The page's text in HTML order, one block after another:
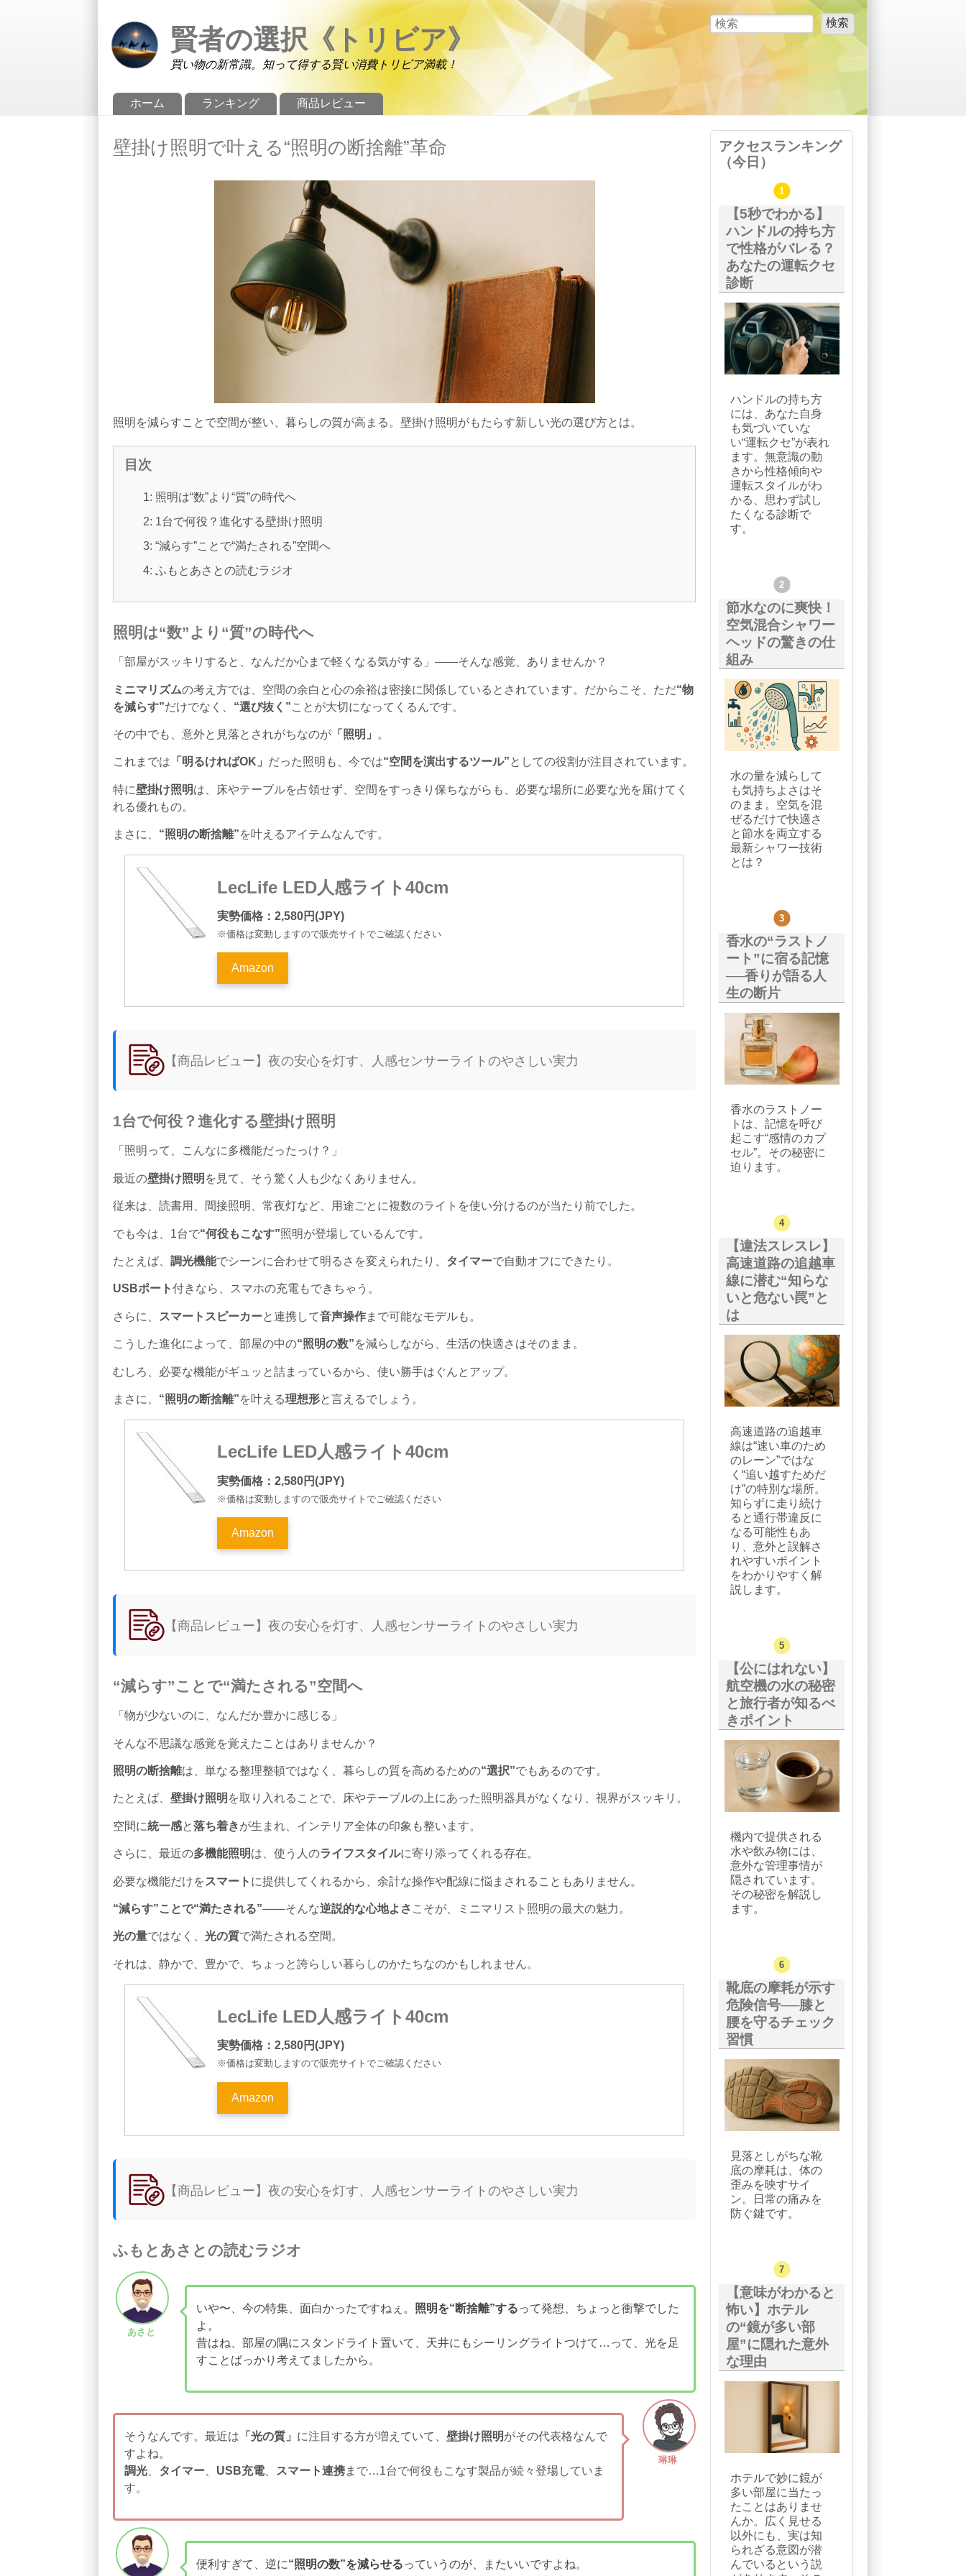
検索フォーム
検索
賢者の選択《トリビア》
買い物の新常識。知って得する賢い消費トリビア満載！
メインメニュー
ホーム ランキング 商品レビュー
壁掛け照明で叶える“照明の断捨離”革命
照明を減らすことで空間が整い、暮らしの質が高まる。壁掛け照明がもたらす新しい光の選び方とは。
目次
1: 照明は“数”より“質”の時代へ
2: 1台で何役？進化する壁掛け照明
3: “減らす”ことで“満たされる”空間へ
4: ふもとあさとの読むラジオ
照明は“数”より“質”の時代へ
「部屋がスッキリすると、なんだか心まで軽くなる気がする」——そんな感覚、ありませんか？
ミニマリズムの考え方では、空間の余白と心の余裕は密接に関係しているとされています。だからこそ、ただ“物
を減らす”だけでなく、 “選び抜く”ことが大切になってくるんです。
その中でも、意外と見落とされがちなのが 「照明」 。
これまでは 「明るければOK」 だった照明も、今では“空間を演出するツール”としての役割が注目されています。
特に壁掛け照明は、床やテーブルを占領せず、空間をすっきり保ちながらも、必要な場所に必要な光を届けてく
れる優れもの。
まさに、 “照明の断捨離”を叶えるアイテムなんです。
LecLife LED人感ライト40cm
実勢価格：2,580円(JPY)
※価格は変動しますので販売サイトでご確認ください
Amazon
【商品レビュー】夜の安心を灯す、人感センサーライトのやさしい実力
1台で何役？進化する壁掛け照明
「照明って、こんなに多機能だったっけ？」
最近の壁掛け照明 を見て、そう驚く人も少なくありません。
従来は、読書用、間接照明、常夜灯など、用途ごとに複数のライトを使い分けるのが当たり前でした。
でも今は、1台で“何役もこなす”照明が登場しているんです。
たとえば、 調光機能でシーンに合わせて明るさを変えられたり、 タイマーで自動オフにできたり。
USBポート付きなら、スマホの充電もできちゃう。
さらに、 スマートスピーカーと連携して音声操作まで可能なモデルも。
こうした進化によって、部屋の中の“照明の数”を減らしながら、生活の快適さはそのまま。
むしろ、必要な機能がギュッと詰まっているから、使い勝手はぐんとアップ。
まさに、 “照明の断捨離”を叶える理想形と言えるでしょう。
LecLife LED人感ライト40cm
実勢価格：2,580円(JPY)
※価格は変動しますので販売サイトでご確認ください
Amazon
【商品レビュー】夜の安心を灯す、人感センサーライトのやさしい実力
“減らす”ことで“満たされる”空間へ
「物が少ないのに、なんだか豊かに感じる」
そんな不思議な感覚を覚えたことはありませんか？
照明の断捨離は、単なる整理整頓ではなく、暮らしの質を高めるための“選択”でもあるのです。
たとえば、 壁掛け照明 を取り入れることで、床やテーブルの上にあった照明器具がなくなり、視界がスッキリ。
空間に統一感と落ち着きが生まれ、インテリア全体の印象も整います。
さらに、最近の多機能照明は、使う人のライフスタイルに寄り添ってくれる存在。
必要な機能だけを スマート に提供してくれるから、余計な操作や配線に悩まされることもありません。
“減らす”ことで“満たされる”——そんな逆説的な心地よさ こそが、ミニマリスト照明の最大の魅力。
光の量ではなく、 光の質で満たされる空間。
それは、静かで、豊かで、ちょっと誇らしい暮らしのかたちなのかもしれません。
LecLife LED人感ライト40cm
実勢価格：2,580円(JPY)
※価格は変動しますので販売サイトでご確認ください
Amazon
【商品レビュー】夜の安心を灯す、人感センサーライトのやさしい実力
ふもとあさとの読むラジオ
あさと
いや〜、今の特集、面白かったですねぇ。 照明を“断捨離”するって発想、ちょっと衝撃でした
よ。
昔はね、部屋の隅にスタンドライト置いて、天井にもシーリングライトつけて…って、光を足
すことばっかり考えてましたから。
琳琳
そうなんです。最近は 「光の質」 に注目する方が増えていて、 壁掛け照明がその代表格なんで
すよね。
調光、 タイマー、 USB充電、 スマート連携まで…1台で何役もこなす製品が続々登場していま
す。
便利すぎて、逆に“照明の数”を減らせるっていうのが、またいいですよね。
アクセスランキング
（今日）
【5秒でわかる】
ハンドルの持ち方
で性格がバレる？
あなたの運転クセ
診断
ハンドルの持ち方
には、あなた自身
も気づいていな
い“運転クセ”が表れ
ます。無意識の動
きから性格傾向や
運転スタイルがわ
かる、思わず試し
たくなる診断で
す。
節水なのに爽快！
空気混合シャワー
ヘッドの驚きの仕
組み
水の量を減らして
も気持ちよさはそ
のまま。空気を混
ぜるだけで快適さ
と節水を両立する
最新シャワー技術
とは？
香水の“ラストノ
ート”に宿る記憶
──香りが語る人
生の断片
香水のラストノー
トは、記憶を呼び
起こす“感情のカプ
セル”。その秘密に
迫ります。
【違法スレスレ】
高速道路の追越車
線に潜む“知らな
いと危ない罠”と
は
高速道路の追越車
線は“速い車のため
のレーン”ではな
く“追い越すためだ
け”の特別な場所。
知らずに走り続け
ると通行帯違反に
なる可能性もあ
り、意外と誤解さ
れやすいポイント
をわかりやすく解
説します。
【公にはれない】
航空機の水の秘密
と旅行者が知るべ
きポイント
機内で提供される
水や飲み物には、
意外な管理事情が
隠されています。
その秘密を解説し
ます。
靴底の摩耗が示す
危険信号──膝と
腰を守るチェック
習慣
見落としがちな靴
底の摩耗は、体の
歪みを映すサイ
ン。日常の痛みを
防ぐ鍵です。
【意味がわかると
怖い】ホテル
の“鏡が多い部
屋”に隠れた意外
な理由
ホテルで妙に鏡が
多い部屋に当たっ
たことはありませ
んか。広く見せる
以外にも、実は知
られざる意図が潜
んでいるという説